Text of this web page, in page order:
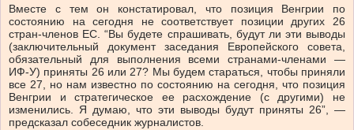
Вместе с тем он констатировал, что позиция Венгрии по
состоянию на сегодня не соответствует позиции других 26
стран-членов ЕС. “Вы будете спрашивать, будут ли эти выводы
(заключительный документ заседания Европейского совета,
обязательный для выполнения всеми странами-членами —
ИФ-У) приняты 26 или 27? Мы будем стараться, чтобы приняли
все 27, но нам известно по состоянию на сегодня, что позиция
Венгрии и стратегическое ее расхождение (с другими) не
изменились. Я думаю, что эти выводы будут приняты 26”, —
предсказал собеседник журналистов.